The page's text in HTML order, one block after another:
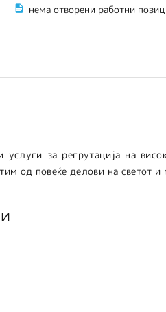
нема отворени работни
услуги за регрутација на
од повеќе делови на светот